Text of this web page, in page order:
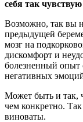
себя так чувствую
Возможно, так вы
предыдущей
мозг на
дискомфорт и
болезненный опыт
негативных
Может быть и так,
чем конкретно.
виноваты.